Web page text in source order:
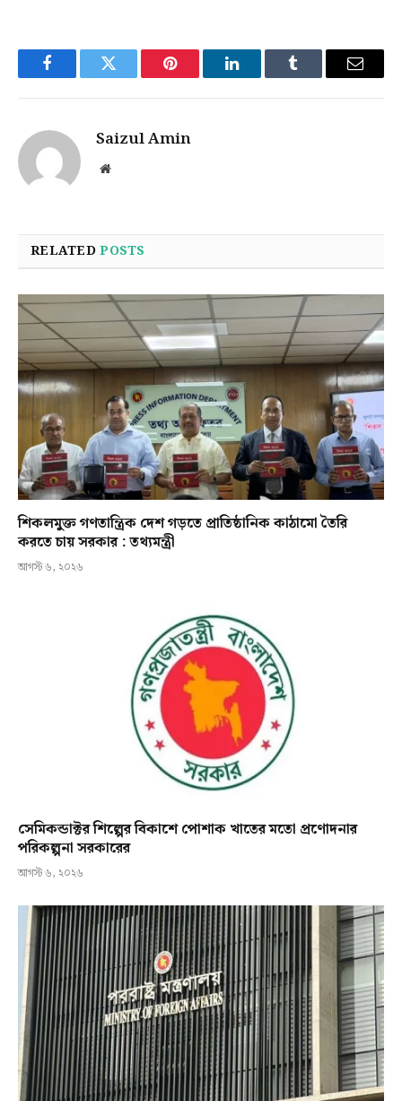
FacebookTwitter Pinterest LinkedInTumblr Email
Saizul Amin
Website
RELATEDPOSTS
শিকলমুক্ত গণতান্ত্রিক দেশ গড়তে প্রাতিষ্ঠানিক কাঠামো তৈরি
করতে চায় সরকার : তথ্যমন্ত্রী
আগস্ট ৬, ২০২৬
সেমিকন্ডাক্টর শিল্পের বিকাশে পোশাক খাতের মতো প্রণোদনার
পরিকল্পনা সরকারের
আগস্ট ৬, ২০২৬